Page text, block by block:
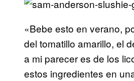
«Bebe esto en verano,
del tomatillo amarillo, el
a mi parecer es de los
estos ingredientes en